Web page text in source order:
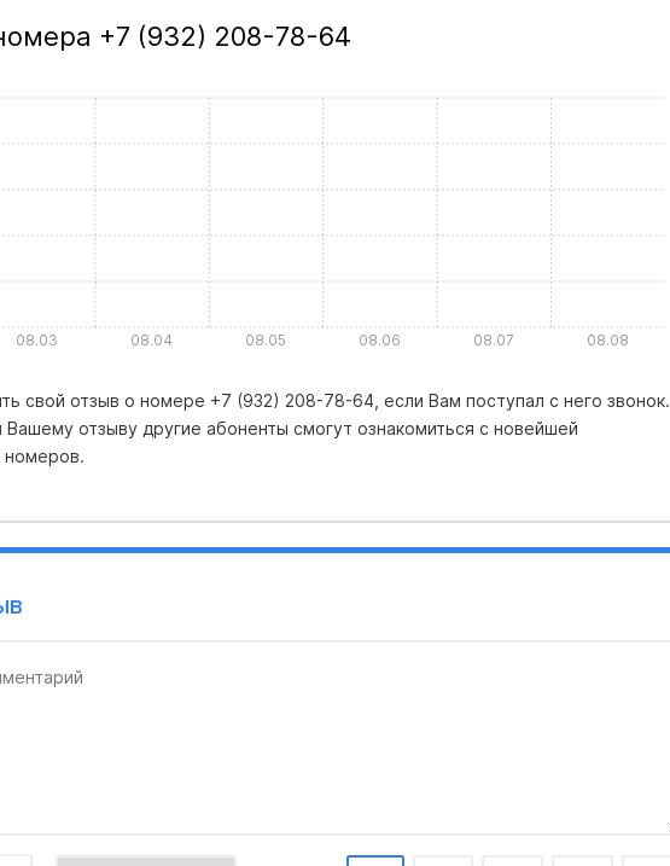
+7 (932) 208-78-64
08.03 08.04 08.05 08.06 08.07 08.08
свой отзыв о номере +7 (932) 208-78-64, если Вам поступал с него звонок.
отзыву другие абоненты смогут ознакомиться с новейшей
номеров.